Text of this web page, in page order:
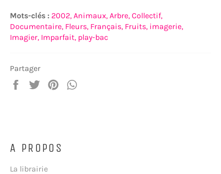
Mots-clés : 2002, Animaux, Arbre, Collectif,
Documentaire, Fleurs, Français, Fruits, imagerie,
Imagier, Imparfait, play-bac
Partager
PartagerTweeterÉpingler
A PROPOS
La librairie